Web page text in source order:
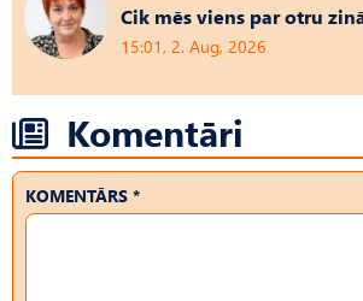
Cik mēs viens par otru
15:01, 2. Aug, 2026
Komentāri
KOMENTĀRS *